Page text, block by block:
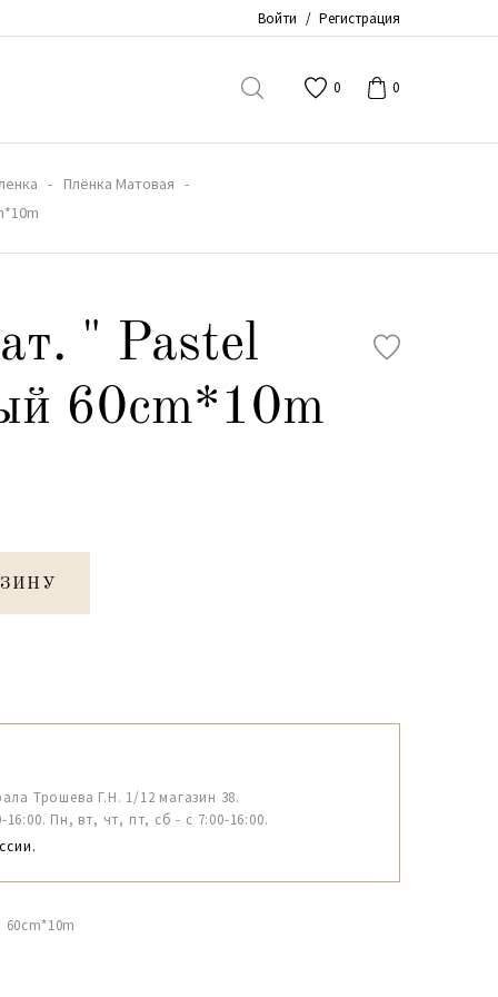
Войти / Регистрация
0 0
Плёнка Матовая
" Pastel
60cm*10m
Трошева Г.Н. 1/12 магазин 38.
16:00. Пн, вт, чт, пт, сб - с 7:00-16:00.